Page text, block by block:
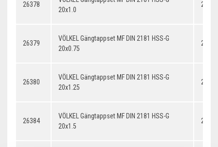
26378
20x1.0
26379
VÖLKEL Gängtappset MF DIN 2181 HSS-G
20x0.75
26380
VÖLKEL Gängtappset MF DIN 2181 HSS-G
20x1.25
26384
VÖLKEL Gängtappset MF DIN 2181 HSS-G
20x1.5